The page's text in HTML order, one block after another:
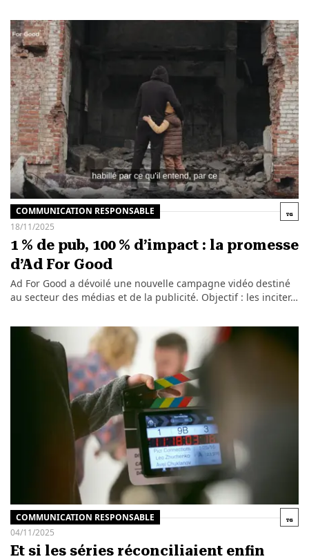
COMMUNICATION RESPONSABLE
18/11/2025
1 % de pub, 100 % d’impact : la promesse
d’Ad For Good
Ad For Good a dévoilé une nouvelle campagne vidéo destiné
au secteur des médias et de la publicité. Objectif : les inciter…
COMMUNICATION RESPONSABLE
04/11/2025
Et si les séries réconciliaient enfin